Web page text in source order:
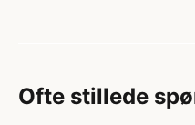
Ofte stillede